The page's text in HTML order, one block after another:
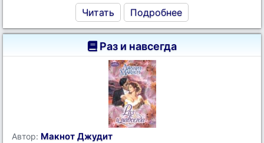
Читать Подробнее
Раз и навсегда
Автор: Макнот Джудит